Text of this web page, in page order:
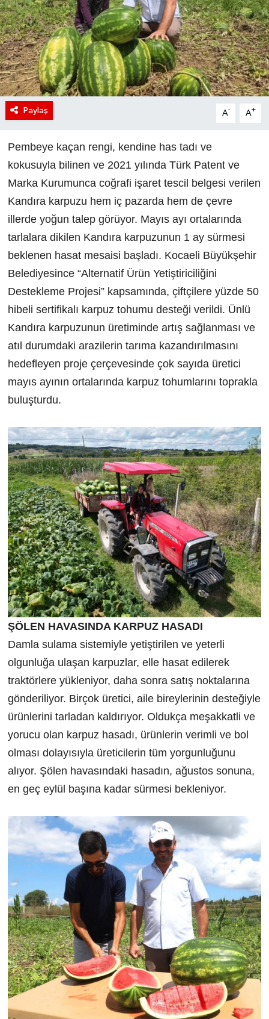
Paylaş A- A+
Pembeye kaçan rengi, kendine has tadı ve
kokusuyla bilinen ve 2021 yılında Türk Patent ve
Marka Kurumunca coğrafi işaret tescil belgesi verilen
Kandıra karpuzu hem iç pazarda hem de çevre
illerde yoğun talep görüyor. Mayıs ayı ortalarında
tarlalara dikilen Kandıra karpuzunun 1 ay sürmesi
beklenen hasat mesaisi başladı. Kocaeli Büyükşehir
Belediyesince “Alternatif Ürün Yetiştiriciliğini
Destekleme Projesi” kapsamında, çiftçilere yüzde 50
hibeli sertifikalı karpuz tohumu desteği verildi. Ünlü
Kandıra karpuzunun üretiminde artış sağlanması ve
atıl durumdaki arazilerin tarıma kazandırılmasını
hedefleyen proje çerçevesinde çok sayıda üretici
mayıs ayının ortalarında karpuz tohumlarını toprakla
buluşturdu.
ŞÖLEN HAVASINDA KARPUZ HASADI
Damla sulama sistemiyle yetiştirilen ve yeterli
olgunluğa ulaşan karpuzlar, elle hasat edilerek
traktörlere yükleniyor, daha sonra satış noktalarına
gönderiliyor. Birçok üretici, aile bireylerinin desteğiyle
ürünlerini tarladan kaldırıyor. Oldukça meşakkatli ve
yorucu olan karpuz hasadı, ürünlerin verimli ve bol
olması dolayısıyla üreticilerin tüm yorgunluğunu
alıyor. Şölen havasındaki hasadın, ağustos sonuna,
en geç eylül başına kadar sürmesi bekleniyor.